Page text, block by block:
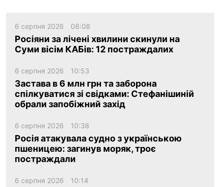
6 серпня 2026 08:08
Росіяни за лічені хвилини скинули на
Суми вісім КАБів: 12 постраждалих
6 серпня 2026 10:53
Застава в 6 млн грн та заборона
спілкуватися зі свідками: Стефанішиній
обрали запобіжний захід
6 серпня 2026 10:38
Росія атакувала судно з українською
пшеницею: загинув моряк, троє
постраждали
6 серпня 2026 10:14